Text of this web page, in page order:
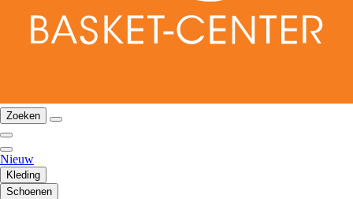
Zoeken
Nieuw
Kleding
Schoenen